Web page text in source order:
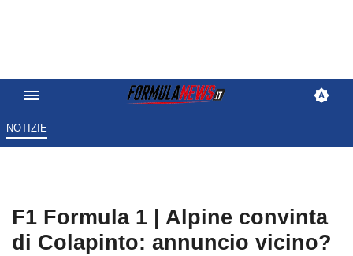
NOTIZIE
F1 Formula 1 | Alpine convinta
di Colapinto: annuncio vicino?